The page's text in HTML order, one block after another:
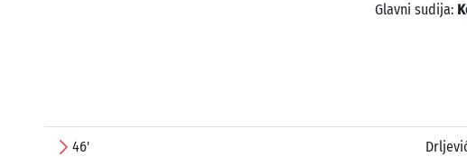
Glavni sudija:
46'